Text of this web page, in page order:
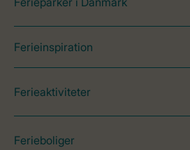
Ferieinspiration
Ferieaktiviteter
Ferieboliger